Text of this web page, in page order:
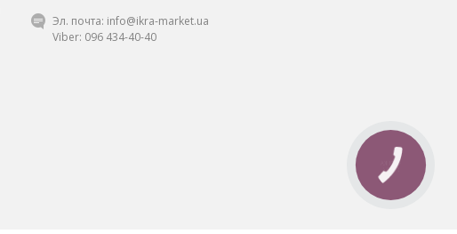
Эл. почта: info@ikra-market.ua
Viber: 096 434-40-40